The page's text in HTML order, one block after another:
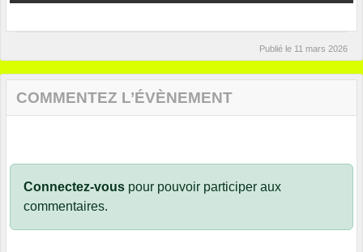
Publié le 11 mars 2026
COMMENTEZ L’ÉVÈNEMENT
Connectez-vous pour pouvoir participer aux
commentaires.